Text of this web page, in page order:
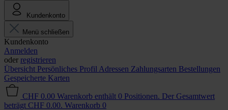
Kundenkonto
Menü schließen
Kundenkonto
Anmelden
oder registrieren
Übersicht Persönliches Profil Adressen Zahlungsarten Bestellungen
Gespeicherte Karten
CHF 0.00 Warenkorb enthält 0 Positionen. Der Gesamtwert
beträgt CHF 0.00. Warenkorb 0